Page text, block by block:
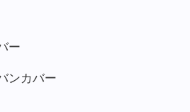
ー
ンカバー